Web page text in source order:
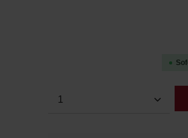
Durchschnittliche Bewertung
Produkt Anzahl: